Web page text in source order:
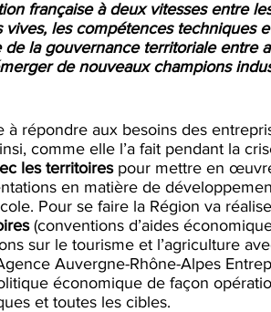
française à deux vitesses entre
les compétences techniques
de la gouvernance territoriale entre
de nouveaux champions
à répondre aux besoins des
comme elle l’a fait pendant la
les territoires pour mettre en
en matière de
Pour se faire la Région va
(conventions d’aides
sur le tourisme et l’agriculture
Auvergne-Rhône-Alpes
économique de façon
et toutes les cibles.